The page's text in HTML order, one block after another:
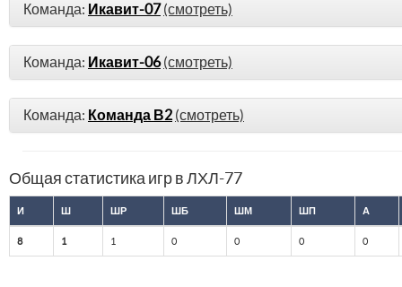
Команда: Икавит-07 (смотреть)
Команда: Икавит-06 (смотреть)
Команда: Команда В2 (смотреть)
Общая статистика игр в ЛХЛ-77
И Ш ШР ШБ ШМ ШП А
8 1 1 0 0 0 0